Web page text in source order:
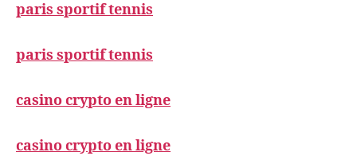
paris sportif tennis
paris sportif tennis
casino crypto en ligne
casino crypto en ligne